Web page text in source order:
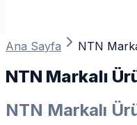
Ana Sayfa NTN
NTN Markalı
NTN Markalı